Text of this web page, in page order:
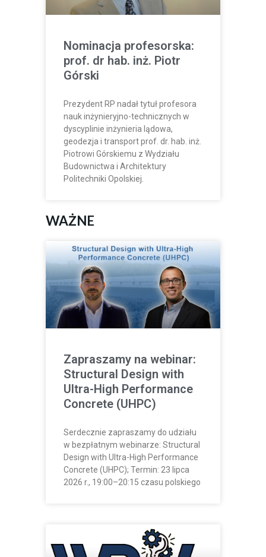
Nominacja profesorska:
prof. dr hab. inż. Piotr
Górski
Prezydent RP nadał tytuł profesora
nauk inżynieryjno-technicznych w
dyscyplinie inżynieria lądowa,
geodezja i transport prof. dr. hab. inż.
Piotrowi Górskiemu z Wydziału
Budownictwa i Architektury
Politechniki Opolskiej.
WAŻNE
Zapraszamy na webinar:
Structural Design with
Ultra-High Performance
Concrete (UHPC)
Serdecznie zapraszamy do udziału
w bezpłatnym webinarze: Structural
Design with Ultra-High Performance
Concrete (UHPC); Termin: 23 lipca
2026 r., 19:00–20:15 czasu polskiego